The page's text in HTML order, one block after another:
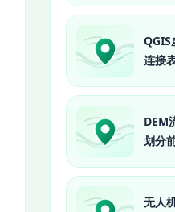
QGIS
连接
DEM
划分
无人